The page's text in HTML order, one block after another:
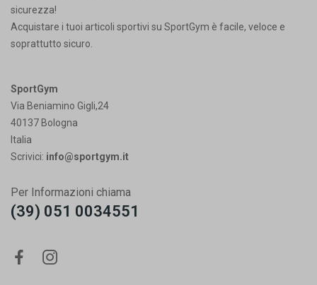
sicurezza!
Acquistare i tuoi articoli sportivi su SportGym è facile, veloce e
soprattutto sicuro.
SportGym
Via Beniamino Gigli,24
40137 Bologna
Italia
Scrivici: info@sportgym.it
Per Informazioni chiama
(39) 051 0034551